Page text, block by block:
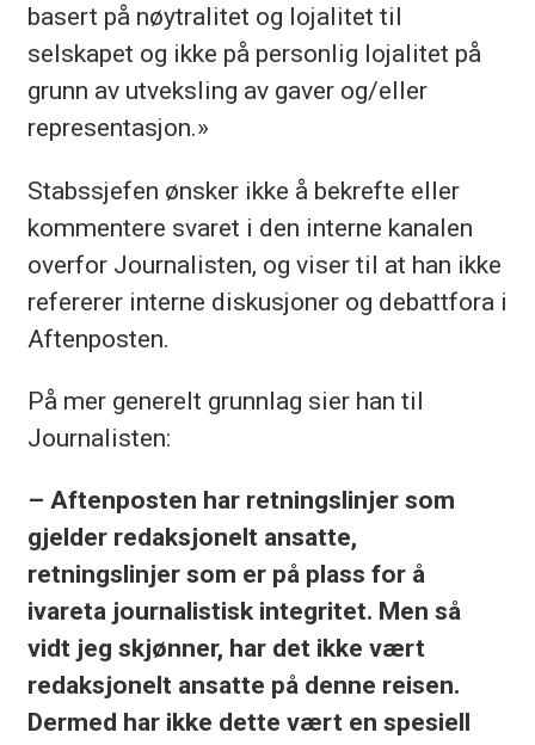
basert på nøytralitet og lojalitet til
selskapet og ikke på personlig lojalitet på
grunn av utveksling av gaver og/eller
representasjon.»
Stabssjefen ønsker ikke å bekrefte eller
kommentere svaret i den interne kanalen
overfor Journalisten, og viser til at han ikke
refererer interne diskusjoner og debattfora i
Aftenposten.
På mer generelt grunnlag sier han til
Journalisten:
– Aftenposten har retningslinjer som
gjelder redaksjonelt ansatte,
retningslinjer som er på plass for å
ivareta journalistisk integritet. Men så
vidt jeg skjønner, har det ikke vært
redaksjonelt ansatte på denne reisen.
Dermed har ikke dette vært en spesiell